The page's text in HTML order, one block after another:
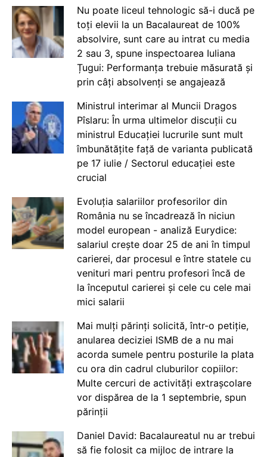
Nu poate liceul tehnologic să-i ducă pe
toți elevii la un Bacalaureat de 100%
absolvire, sunt care au intrat cu media
2 sau 3, spune inspectoarea Iuliana
Țugui: Performanța trebuie măsurată și
prin câți absolvenți se angajează
Ministrul interimar al Muncii Dragos
Pîslaru: În urma ultimelor discuții cu
ministrul Educației lucrurile sunt mult
îmbunătățite față de varianta publicată
pe 17 iulie / Sectorul educației este
crucial
Evoluția salariilor profesorilor din
România nu se încadrează în niciun
model european - analiză Eurydice:
salariul crește doar 25 de ani în timpul
carierei, dar procesul e între statele cu
venituri mari pentru profesori încă de
la începutul carierei și cele cu cele mai
mici salarii
Mai mulți părinți solicită, într-o petiție,
anularea deciziei ISMB de a nu mai
acorda sumele pentru posturile la plata
cu ora din cadrul cluburilor copiilor:
Multe cercuri de activități extrașcolare
vor dispărea de la 1 septembrie, spun
părinții
Daniel David: Bacalaureatul nu ar trebui
să fie folosit ca mijloc de intrare la